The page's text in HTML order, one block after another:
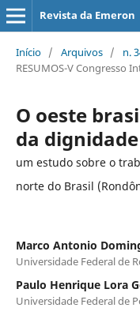
Revista da Emeron
Início / Arquivos / n.
RESUMOS-V Congresso
O oeste
da dignidade
um estudo sobre o
norte do Brasil
Marco Antonio
Universidade Federal de
Paulo Henrique Lora
Universidade Federal de